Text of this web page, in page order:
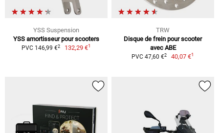
YSS Suspension
YSS amortisseur pour scooters
PVC 146,99 €2 132,29 €1
TRW
Disque de frein pour scooter
avec ABE
PVC 47,60 €2 40,07 €1